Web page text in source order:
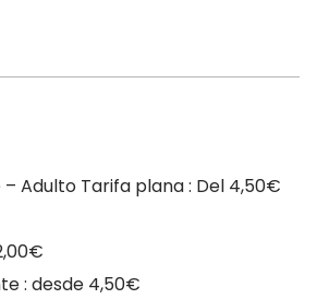
Adulto Tarifa plana : Del 4,50€
: desde 4,50€